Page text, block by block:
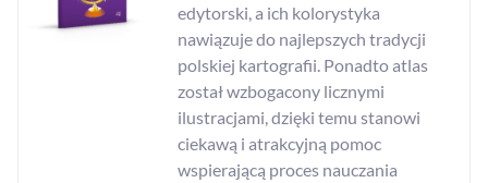
edytorski, a ich kolorystyka
nawiązuje do najlepszych tradycji
polskiej kartografii. Ponadto atlas
został wzbogacony licznymi
ilustracjami, dzięki temu stanowi
ciekawą i atrakcyjną pomoc
wspierającą proces nauczania